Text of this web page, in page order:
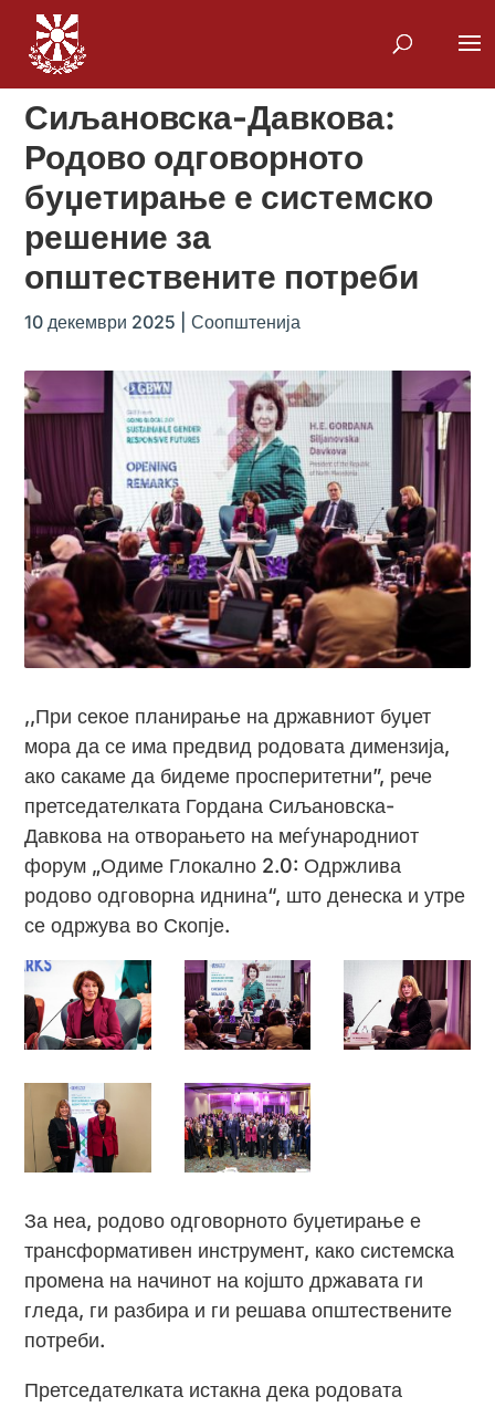
Сиљановска-Давкова:
Родово одговорното
буџетирање е системско
решение за
општествените потреби
10 декември 2025 |Соопштенија
,,При секое планирање на државниот буџет
мора да се има предвид родовата димензија,
ако сакаме да бидеме просперитетни”, рече
претседателката Гордана Сиљановска-
Давкова на отворањето на меѓународниот
форум „Одиме Глокално 2.0: Одржлива
родово одговорна иднина“, што денеска и утре
се одржува во Скопје.
За неа, родово одговорното буџетирање е
трансформативен инструмент, како системска
промена на начинот на којшто државата ги
гледа, ги разбира и ги решава општествените
потреби.
Претседателката истакна дека родовата